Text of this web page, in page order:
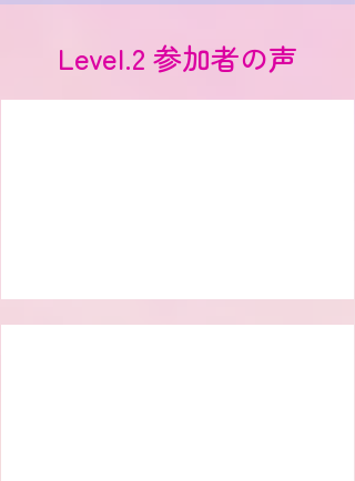
Level.2 参加者の声